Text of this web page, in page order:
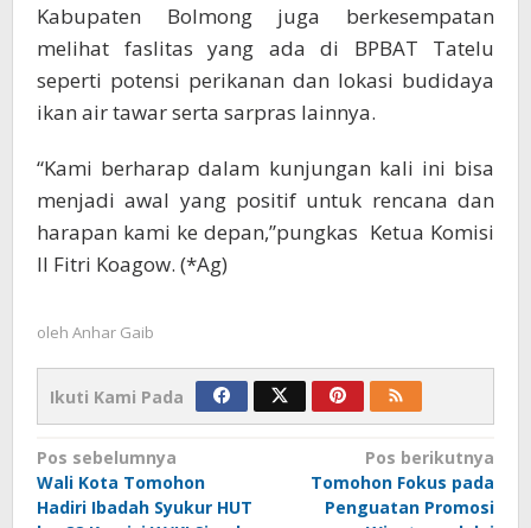
Kabupaten Bolmong juga berkesempatan
melihat faslitas yang ada di BPBAT Tatelu
seperti potensi perikanan dan lokasi budidaya
ikan air tawar serta sarpras lainnya.
“Kami berharap dalam kunjungan kali ini bisa
menjadi awal yang positif untuk rencana dan
harapan kami ke depan,”pungkas Ketua Komisi
II Fitri Koagow. (*Ag)
oleh Anhar Gaib
Ikuti Kami Pada
Navigasi
pos
Pos sebelumnya
Wali Kota Tomohon
Hadiri Ibadah Syukur HUT
Pos berikutnya
Tomohon Fokus pada
Penguatan Promosi